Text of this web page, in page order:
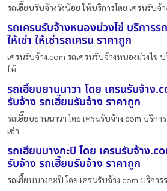
รถเฮี๊ยบรับจ้างวังน้อย ให้บริการโดย เครนรับจ้
รถเครนรับจ้างหนองม่วงไข่ บริการร
ให้เช่า ให้เช่ารถเครน ราคาถูก
เครนรับจ้าง.com รถเครนรับจ้างหนองม่วงไข่
ให้
รถเฮี๊ยบยานนาวา โดย เครนรับจ้าง
รับจ้าง รถเฮี๊ยบรับจ้าง ราคาถูก
รถเฮี๊ยบยานนาวา โดย เครนรับจ้าง.com บริกา
เช่า
รถเฮี๊ยบบางกะปิ โดย เครนรับจ้าง
รับจ้าง รถเฮี๊ยบรับจ้าง ราคาถูก
รถเฮี๊ยบบางกะปิ โดย เครนรับจ้าง.com บริการ